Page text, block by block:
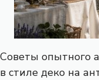
Советы опытного
в стиле деко на